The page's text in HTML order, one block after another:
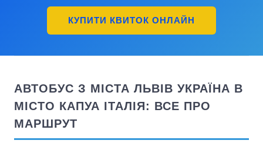
КУПИТИ КВИТОК ОНЛАЙН
АВТОБУС З МІСТА ЛЬВІВ УКРАЇНА В
МІСТО КАПУА ІТАЛІЯ: ВСЕ ПРО
МАРШРУТ